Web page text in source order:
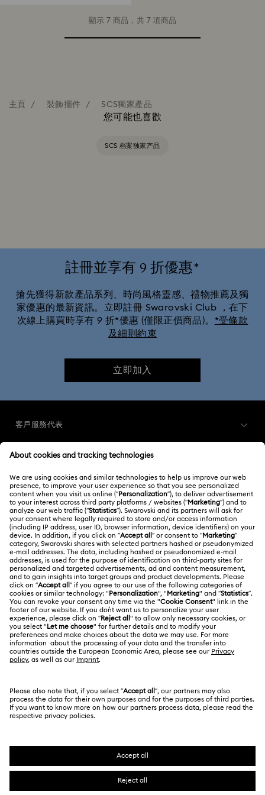
顯示 7 商品，共 7 項商品
主頁 裝飾擺件 SCS獨家產品
您可能也喜歡
SCS 档案独家产品
註冊並享有 9 折優惠*
搶先獲得新款產品系列、時尚風格靈感、禮物推薦及獨
家優惠的最新資訊。立即註冊 Swarovski Club ，在下
次線上購買時享有 9 折*優惠 (僅限正價商品)。 *受條款
及細則約束
立即加入
客戶服務代表
客戶服務概述
訂購狀況
禮品卡餘額
運送
退貨和換貨
聯絡我們
尺寸標示
搜尋各地店舖
會員
註冊
Swarovski Club
Swarovski Crystal Society (SCS)
關於我們
關於 Swarovski
工作與職業
Alumni Community
適用於專業人士
Swarovski Created Diamond *培育鑽石
Code of Conduct & Policies
法律條款
使用條款
條款和條件
私隱
Cookie 同意
版權
有關 REACH 的資訊
香港特別行政區
繁體中文
English
SWAROVSKI及天鵝標誌是Swarovski AG的註冊商標。